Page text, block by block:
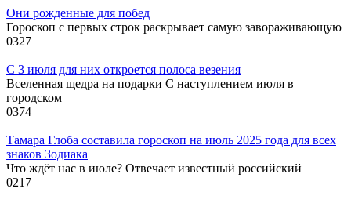
Они рожденные для побед
Гороскоп с первых строк раскрывает самую завораживающую
0327
С 3 июля для них откроется полоса везения
Вселенная щедра на подарки С наступлением июля в
городском
0374
Тамара Глоба составила гороскоп на июль 2025 года для всех
знаков Зодиака
Что ждёт нас в июле? Отвечает известный российский
0217